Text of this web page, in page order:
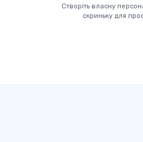
Створіть власну
скриньку для